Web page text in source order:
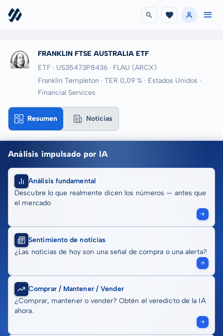
FRANKLIN FTSE AUSTRALIA ETF
ETF · US35473P8436 · FLAU (ARCX)
Franklin Templeton · TER 0,09 % · Estados Unidos ·
Financial Services
Resumen Noticias
Análisis impulsado por IA
Análisis fundamental
Descubre lo que realmente dicen los números — antes que
el mercado
Sentimiento de noticias
¿Las noticias de hoy son una señal de compra o una alerta?
Comprar / Mantener / Vender
¿Comprar, mantener o vender? Obtén el veredicto de la IA
ahora.